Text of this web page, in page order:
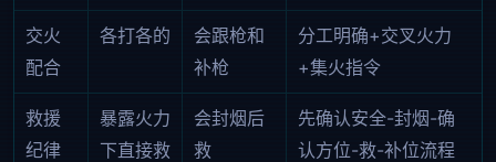
交火
配合
各打各的
会跟枪和
补枪
分工明确+交叉火力
+集火指令
救援
纪律
暴露火力
下直接救
会封烟后
救
先确认安全-封烟-确
认方位-救-补位流程